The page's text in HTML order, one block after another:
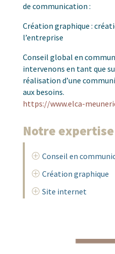
de communication :
Création graphique :
l’entreprise
Conseil global en
intervenons en tant que
réalisation d’une
aux besoins.
https://www.elca-
Notre expertise
P Conseil en
P Création graphique
P Site internet